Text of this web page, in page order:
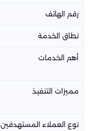
رقم الهاتف
نطاق الخدمة
أهم الخدمات
مميزات التنفيذ
نوع العملاء المستهدفين